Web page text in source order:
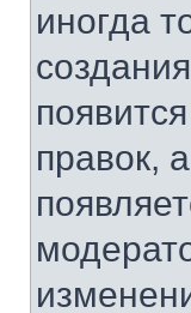
иногда
правок,